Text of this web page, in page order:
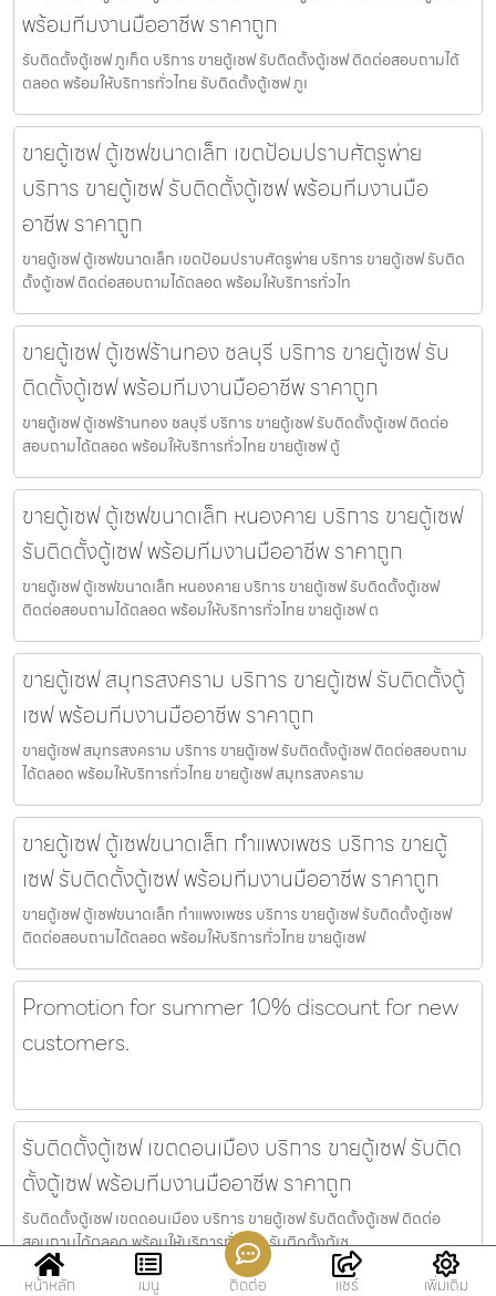
พร้อมทีมงานมืออาชีพ ราคาถูก
รับติดตั้งตู้เซฟ ภูเก็ต บริการ ขายตู้เซฟ รับติดตั้งตู้เซฟ ติดต่อสอบถามได้
ตลอด พร้อมให้บริการทั่วไทย รับติดตั้งตู้เซฟ ภูเ
ขายตู้เซฟ ตู้เซฟขนาดเล็ก เขตป้อมปราบศัตรูพ่าย
บริการ ขายตู้เซฟ รับติดตั้งตู้เซฟ พร้อมทีมงานมือ
อาชีพ ราคาถูก
ขายตู้เซฟ ตู้เซฟขนาดเล็ก เขตป้อมปราบศัตรูพ่าย บริการ ขายตู้เซฟ รับติด
ตั้งตู้เซฟ ติดต่อสอบถามได้ตลอด พร้อมให้บริการทั่วไท
ขายตู้เซฟ ตู้เซฟร้านทอง ชลบุรี บริการ ขายตู้เซฟ รับ
ติดตั้งตู้เซฟ พร้อมทีมงานมืออาชีพ ราคาถูก
ขายตู้เซฟ ตู้เซฟร้านทอง ชลบุรี บริการ ขายตู้เซฟ รับติดตั้งตู้เซฟ ติดต่อ
สอบถามได้ตลอด พร้อมให้บริการทั่วไทย ขายตู้เซฟ ตู้
ขายตู้เซฟ ตู้เซฟขนาดเล็ก หนองคาย บริการ ขายตู้เซฟ
รับติดตั้งตู้เซฟ พร้อมทีมงานมืออาชีพ ราคาถูก
ขายตู้เซฟ ตู้เซฟขนาดเล็ก หนองคาย บริการ ขายตู้เซฟ รับติดตั้งตู้เซฟ
ติดต่อสอบถามได้ตลอด พร้อมให้บริการทั่วไทย ขายตู้เซฟ ต
ขายตู้เซฟ สมุทรสงคราม บริการ ขายตู้เซฟ รับติดตั้งตู้
เซฟ พร้อมทีมงานมืออาชีพ ราคาถูก
ขายตู้เซฟ สมุทรสงคราม บริการ ขายตู้เซฟ รับติดตั้งตู้เซฟ ติดต่อสอบถาม
ได้ตลอด พร้อมให้บริการทั่วไทย ขายตู้เซฟ สมุทรสงคราม
ขายตู้เซฟ ตู้เซฟขนาดเล็ก กำแพงเพชร บริการ ขายตู้
เซฟ รับติดตั้งตู้เซฟ พร้อมทีมงานมืออาชีพ ราคาถูก
ขายตู้เซฟ ตู้เซฟขนาดเล็ก กำแพงเพชร บริการ ขายตู้เซฟ รับติดตั้งตู้เซฟ
ติดต่อสอบถามได้ตลอด พร้อมให้บริการทั่วไทย ขายตู้เซฟ
Promotion for summer 10% discount for new
customers.
รับติดตั้งตู้เซฟ เขตดอนเมือง บริการ ขายตู้เซฟ รับติด
ตั้งตู้เซฟ พร้อมทีมงานมืออาชีพ ราคาถูก
รับติดตั้งตู้เซฟ เขตดอนเมือง บริการ ขายตู้เซฟ รับติดตั้งตู้เซฟ ติดต่อ
สอบถามได้ตลอด พร้อมให้บริการทั่วไทย รับติดตั้งตู้เซ
หน้าหลัก เมนู ติดต่อ แชร์ เพิ่มเติม